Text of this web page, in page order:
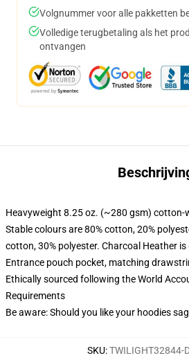
Volgnummer voor alle pakketten
Volledige terugbetaling als het
ontvangen
Heavyweight 8.25 oz. (~280 gsm) cotton-
Stable colours are 80% cotton, 20%
cotton, 30% polyester. Charcoal Heather
Entrance pouch pocket, matching
Ethically sourced following the World
Requirements
Be aware: Should you like your hoodies
SKU:TWILIGHT32844-